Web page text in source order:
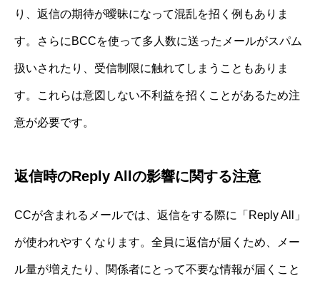
り、返信の期待が曖昧になって混乱を招く例もありま
す。さらにBCCを使って多人数に送ったメールがスパム
扱いされたり、受信制限に触れてしまうこともありま
す。これらは意図しない不利益を招くことがあるため注
意が必要です。
返信時のReply Allの影響に関する注意
CCが含まれるメールでは、返信をする際に「Reply All」
が使われやすくなります。全員に返信が届くため、メー
ル量が増えたり、関係者にとって不要な情報が届くこと